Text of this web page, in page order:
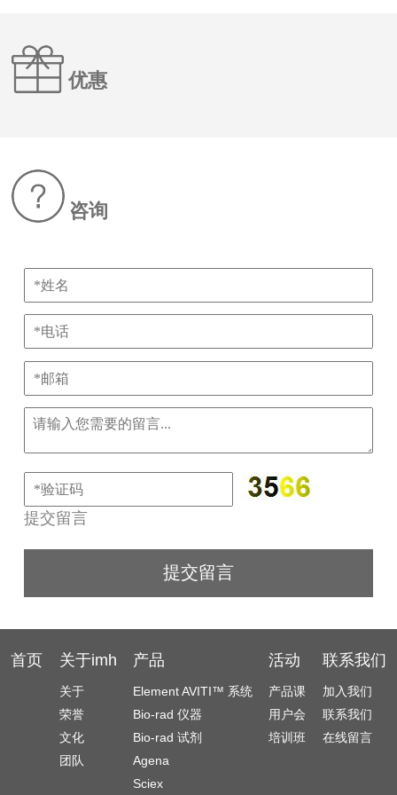
优惠
咨询
提交留言
首页 关于imh
关于
荣誉
文化
团队
产品
Element AVITI™ 系统
Bio-rad 仪器
Bio-rad 试剂
Agena
Sciex
活动
产品课
用户会
培训班
联系我们
加入我们
联系我们
在线留言